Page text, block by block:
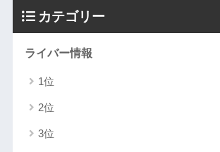
カテゴリー
ライバー情報
1位
2位
3位